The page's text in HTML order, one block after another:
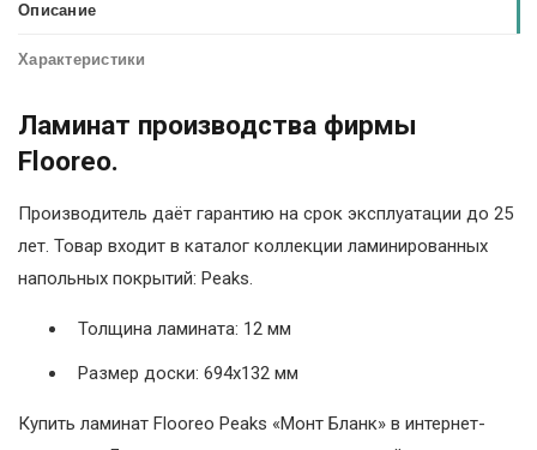
Описание
Характеристики
Ламинат производства фирмы
Flooreo.
Производитель даёт гарантию на срок эксплуатации до 25
лет. Товар входит в каталог коллекции ламинированных
напольных покрытий: Peaks.
Толщина ламината: 12 мм
Размер доски: 694х132 мм
Купить ламинат Flooreo Peaks «Монт Бланк» в интернет-